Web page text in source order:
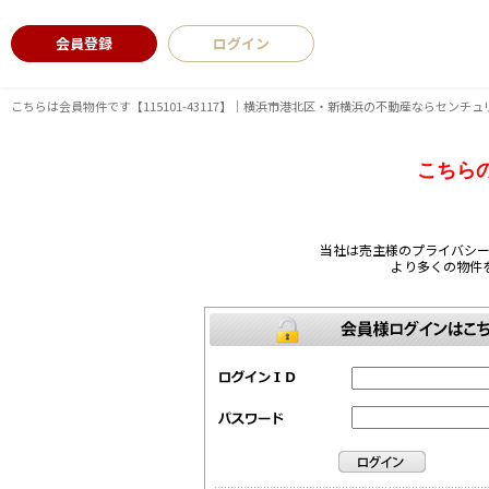
こちらは会員物件です【115101-43117】｜横浜市港北区・新横浜の不動産ならセンチ
会員登録 ログイン
こちら
当社は売主様のプライバシ
より多くの物件